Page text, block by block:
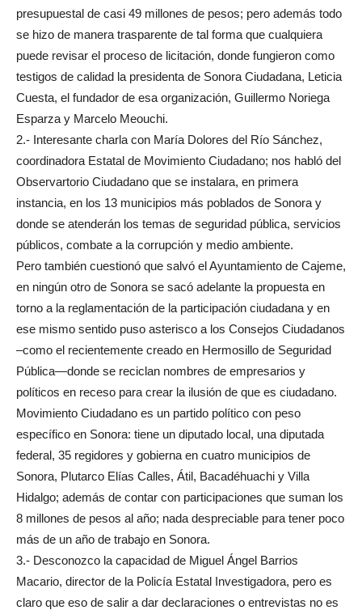
presupuestal de casi 49 millones de pesos; pero además todo
se hizo de manera trasparente de tal forma que cualquiera
puede revisar el proceso de licitación, donde fungieron como
testigos de calidad la presidenta de Sonora Ciudadana, Leticia
Cuesta, el fundador de esa organización, Guillermo Noriega
Esparza y Marcelo Meouchi.
2.- Interesante charla con María Dolores del Río Sánchez,
coordinadora Estatal de Movimiento Ciudadano; nos habló del
Observartorio Ciudadano que se instalara, en primera
instancia, en los 13 municipios más poblados de Sonora y
donde se atenderán los temas de seguridad pública, servicios
públicos, combate a la corrupción y medio ambiente.
Pero también cuestionó que salvó el Ayuntamiento de Cajeme,
en ningún otro de Sonora se sacó adelante la propuesta en
torno a la reglamentación de la participación ciudadana y en
ese mismo sentido puso asterisco a los Consejos Ciudadanos
–como el recientemente creado en Hermosillo de Seguridad
Pública—donde se reciclan nombres de empresarios y
políticos en receso para crear la ilusión de que es ciudadano.
Movimiento Ciudadano es un partido político con peso
específico en Sonora: tiene un diputado local, una diputada
federal, 35 regidores y gobierna en cuatro municipios de
Sonora, Plutarco Elías Calles, Átil, Bacadéhuachi y Villa
Hidalgo; además de contar con participaciones que suman los
8 millones de pesos al año; nada despreciable para tener poco
más de un año de trabajo en Sonora.
3.- Desconozco la capacidad de Miguel Ángel Barrios
Macario, director de la Policía Estatal Investigadora, pero es
claro que eso de salir a dar declaraciones o entrevistas no es